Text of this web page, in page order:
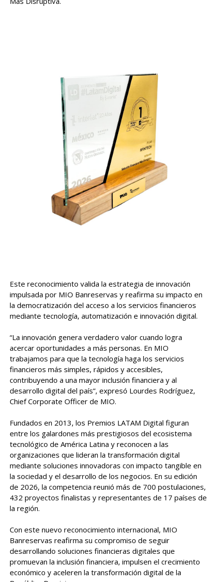
Este reconocimiento valida la estrategia de innovación
impulsada por MIO Banreservas y reafirma su impacto en
la democratización del acceso a los servicios financieros
mediante tecnología, automatización e innovación digital.
“La innovación genera verdadero valor cuando logra
acercar oportunidades a más personas. En MIO
trabajamos para que la tecnología haga los servicios
financieros más simples, rápidos y accesibles,
contribuyendo a una mayor inclusión financiera y al
desarrollo digital del país”, expresó Lourdes Rodríguez,
Chief Corporate Officer de MIO.
Fundados en 2013, los Premios LATAM Digital figuran
entre los galardones más prestigiosos del ecosistema
tecnológico de América Latina y reconocen a las
organizaciones que lideran la transformación digital
mediante soluciones innovadoras con impacto tangible en
la sociedad y el desarrollo de los negocios. En su edición
de 2026, la competencia reunió más de 700 postulaciones,
432 proyectos finalistas y representantes de 17 países de
la región.
Con este nuevo reconocimiento internacional, MIO
Banreservas reafirma su compromiso de seguir
desarrollando soluciones financieras digitales que
promuevan la inclusión financiera, impulsen el crecimiento
económico y aceleren la transformación digital de la